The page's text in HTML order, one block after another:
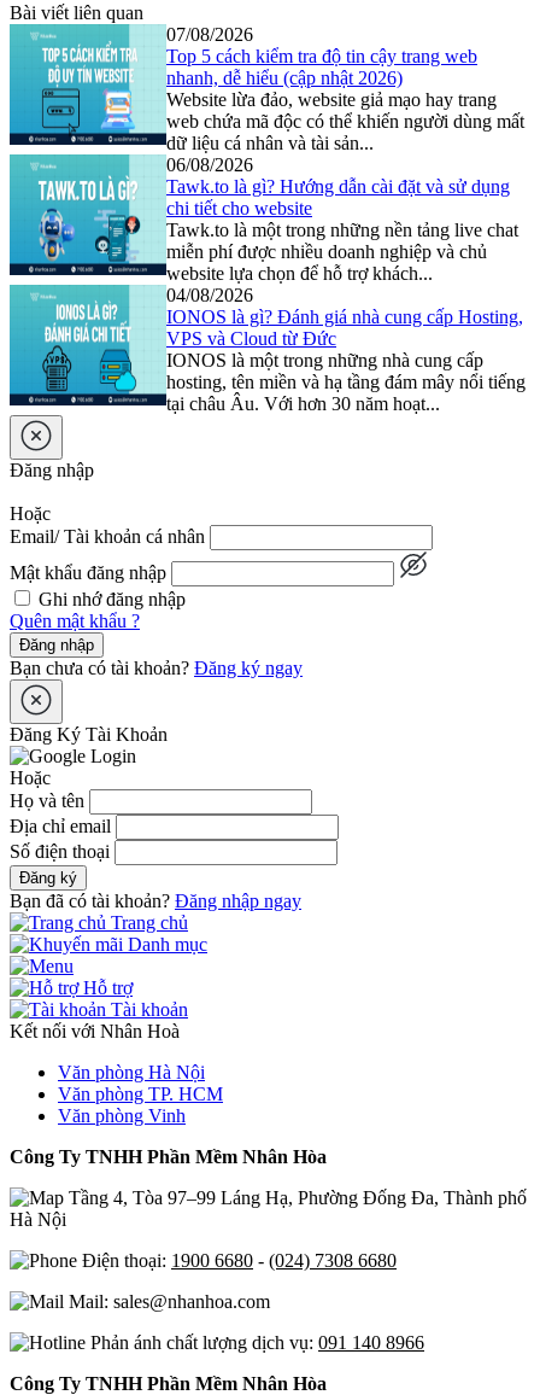
Bài viết liên quan
07/08/2026
Top 5 cách kiểm tra độ tin cậy trang web
nhanh, dễ hiểu (cập nhật 2026)
Website lừa đảo, website giả mạo hay trang
web chứa mã độc có thể khiến người dùng mất
dữ liệu cá nhân và tài sản...
06/08/2026
Tawk.to là gì? Hướng dẫn cài đặt và sử dụng
chi tiết cho website
Tawk.to là một trong những nền tảng live chat
miễn phí được nhiều doanh nghiệp và chủ
website lựa chọn để hỗ trợ khách...
04/08/2026
IONOS là gì? Đánh giá nhà cung cấp Hosting,
VPS và Cloud từ Đức
IONOS là một trong những nhà cung cấp
hosting, tên miền và hạ tầng đám mây nổi tiếng
tại châu Âu. Với hơn 30 năm hoạt...
Đăng nhập
Hoặc
Email/ Tài khoản cá nhân
Mật khẩu đăng nhập
Ghi nhớ đăng nhập
Quên mật khẩu ?
Đăng nhập
Bạn chưa có tài khoản? Đăng ký ngay
Đăng Ký Tài Khoản
Hoặc
Họ và tên
Địa chỉ email
Số điện thoại
Đăng ký
Bạn đã có tài khoản? Đăng nhập ngay
Trang chủ
Danh mục
Hỗ trợ
Tài khoản
Kết nối với Nhân Hoà
Văn phòng Hà Nội
Văn phòng TP. HCM
Văn phòng Vinh
Công Ty TNHH Phần Mềm Nhân Hòa
Tầng 4, Tòa 97–99 Láng Hạ, Phường Đống Đa, Thành phố
Hà Nội
Điện thoại: 1900 6680 - (024) 7308 6680
Mail: sales@nhanhoa.com
Phản ánh chất lượng dịch vụ: 091 140 8966
Công Ty TNHH Phần Mềm Nhân Hòa